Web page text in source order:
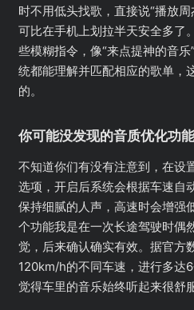
时不用低头找歌，直接说“播放
可比在手机上划拉半天安全多了
些模糊指令，像“来点提神的音
统都能理解并匹配相应的歌单，
的。
你可能没发现的音质优化功能
不知道你们有没有注意到，在设
选项，开启后系统会根据车速自
保持细腻的人声，高速时会增
个功能我是在一次长途驾驶时偶
觉，后来确认确实有效。据官方
120km/h的不同车速，进行多达
觉得车里的音乐始终听起来很舒服